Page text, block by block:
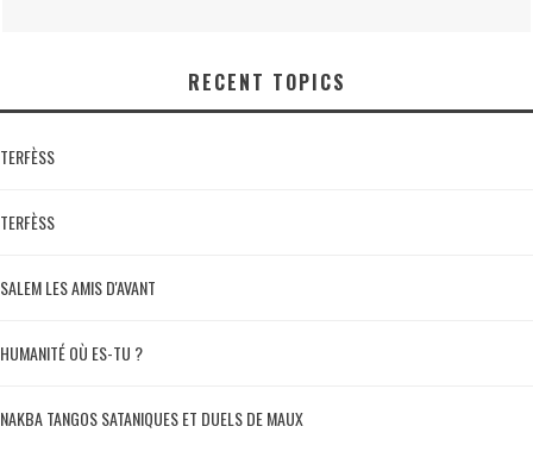
RECENT TOPICS
TERFÈSS
TERFÈSS
SALEM LES AMIS D'AVANT
HUMANITÉ OÙ ES-TU ?
NAKBA TANGOS SATANIQUES ET DUELS DE MAUX